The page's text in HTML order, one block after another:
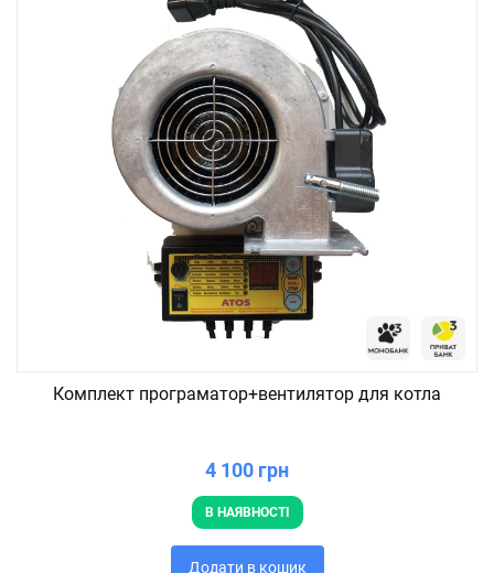
Комплект програматор+вентилятор для котла
4 100 грн
В НАЯВНОСТІ
Додати в кошик